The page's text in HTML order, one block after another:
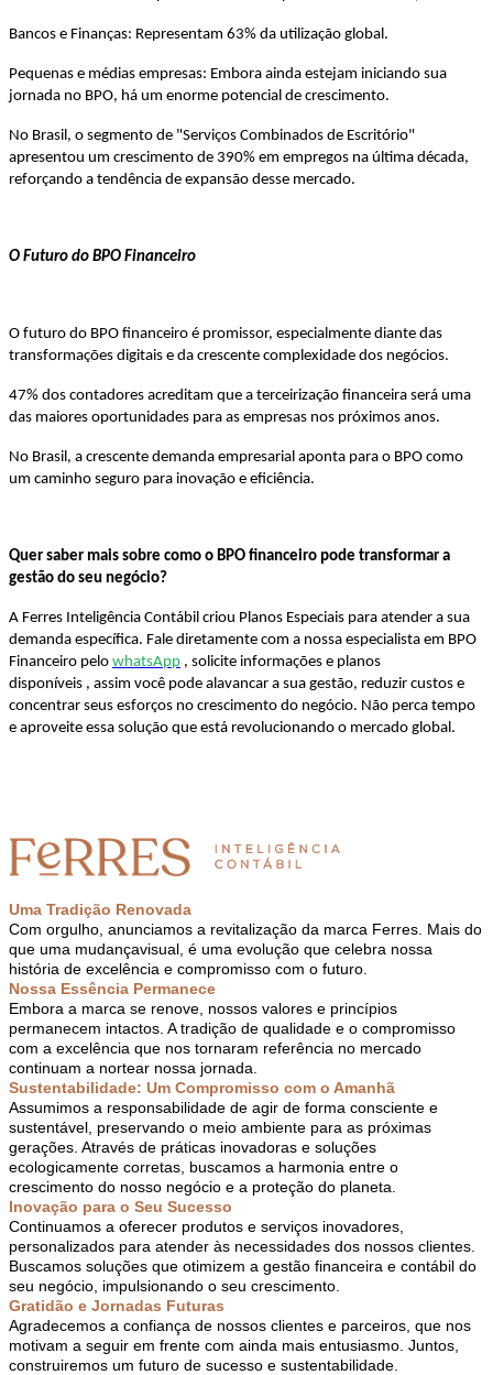
Bancos e Finanças: Representam 63% da utilização global.
Pequenas e médias empresas: Embora ainda estejam iniciando sua
jornada no BPO, há um enorme potencial de crescimento.
No Brasil, o segmento de "Serviços Combinados de Escritório"
apresentou um crescimento de 390% em empregos na última década,
reforçando a tendência de expansão desse mercado.
O Futuro do BPO Financeiro
O futuro do BPO financeiro é promissor, especialmente diante das
transformações digitais e da crescente complexidade dos negócios.
47% dos contadores acreditam que a terceirização financeira será uma
das maiores oportunidades para as empresas nos próximos anos.
No Brasil, a crescente demanda empresarial aponta para o BPO como
um caminho seguro para inovação e eficiência.
Quer saber mais sobre como o BPO financeiro pode transformar a
gestão do seu negócio?
A Ferres Inteligência Contábil criou Planos Especiais para atender a sua
demanda específica. Fale diretamente com a nossa especialista em BPO
Financeiro pelo whatsApp , solicite informações e planos
disponíveis , assim você pode alavancar a sua gestão, reduzir custos e
concentrar seus esforços no crescimento do negócio. Não perca tempo
e aproveite essa solução que está revolucionando o mercado global.
Uma Tradição Renovada
Com orgulho, anunciamos a revitalização da marca Ferres. Mais do
que uma mudançavisual, é uma evolução que celebra nossa
história de excelência e compromisso com o futuro.
Nossa Essência Permanece
Embora a marca se renove, nossos valores e princípios
permanecem intactos. A tradição de qualidade e o compromisso
com a excelência que nos tornaram referência no mercado
continuam a nortear nossa jornada.
Sustentabilidade: Um Compromisso com o Amanhã
Assumimos a responsabilidade de agir de forma consciente e
sustentável, preservando o meio ambiente para as próximas
gerações. Através de práticas inovadoras e soluções
ecologicamente corretas, buscamos a harmonia entre o
crescimento do nosso negócio e a proteção do planeta.
Inovação para o Seu Sucesso
Continuamos a oferecer produtos e serviços inovadores,
personalizados para atender às necessidades dos nossos clientes.
Buscamos soluções que otimizem a gestão financeira e contábil do
seu negócio, impulsionando o seu crescimento.
Gratidão e Jornadas Futuras
Agradecemos a confiança de nossos clientes e parceiros, que nos
motivam a seguir em frente com ainda mais entusiasmo. Juntos,
construiremos um futuro de sucesso e sustentabilidade.